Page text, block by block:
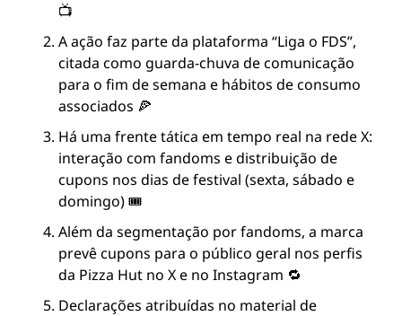
📺
A ação faz parte da plataforma “Liga o FDS”,
citada como guarda-chuva de comunicação
para o fim de semana e hábitos de consumo
associados 🍕
Há uma frente tática em tempo real na rede X:
interação com fandoms e distribuição de
cupons nos dias de festival (sexta, sábado e
domingo) 🎟️
Além da segmentação por fandoms, a marca
prevê cupons para o público geral nos perfis
da Pizza Hut no X e no Instagram 🔁
Declarações atribuídas no material de